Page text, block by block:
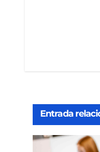
Entrada